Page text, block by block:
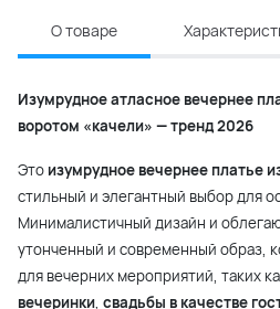
О товаре
Изумрудное атласное вечернее
воротом «качели» — тренд 2026
Это изумрудное вечернее платье
стильный и элегантный выбор для
Минималистичный дизайн и
утонченный и современный образ,
для вечерних мероприятий, таких
вечеринки, свадьбы в качестве